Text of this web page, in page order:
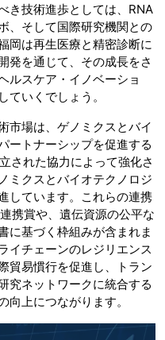
き技術進歩としては、RNA
、そして国際研究機関との
岡は再生医療と精密診断に
発を通じて、その成長をさ
ルスケア・イノベーショ
ていくでしょう。
市場は、ゲノミクスとバイ
ートナーシップを促進する
された協力によって強化さ
ミクスとバイオテクノロジ
しています。これらの連携
携賞や、遺伝資源の公平な
に基づく枠組みが含まれま
イチェーンのレジリエンス
貿易慣行を促進し、トラン
究ネットワークに統合する
向上につながります。